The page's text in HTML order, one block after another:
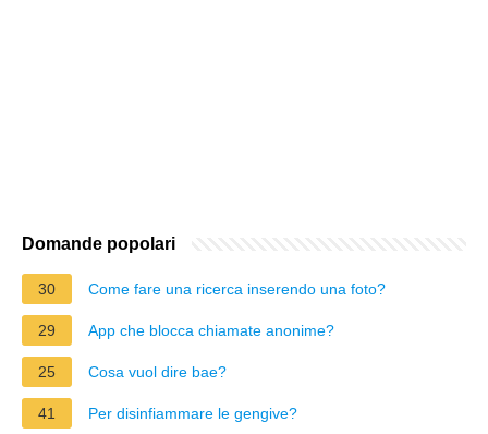
Domande popolari
30 Come fare una ricerca inserendo una foto?
29 App che blocca chiamate anonime?
25 Cosa vuol dire bae?
41 Per disinfiammare le gengive?